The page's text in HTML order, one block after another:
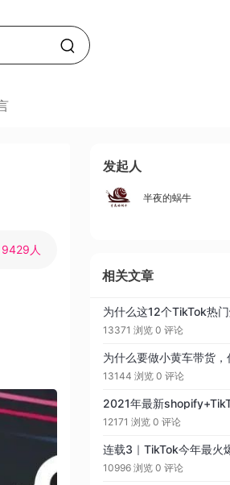
9429人
发起人
半夜的蜗牛
相关文章
13371 浏览 0 评论
13144 浏览 0 评论
12171 浏览 0 评论
10996 浏览 0 评论